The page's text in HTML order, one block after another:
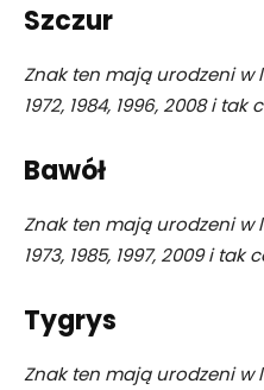
Szczur
Znak ten mają urodzeni w
1972, 1984, 1996, 2008 i tak
Bawół
Znak ten mają urodzeni w
1973, 1985, 1997, 2009 i tak
Tygrys
Znak ten mają urodzeni w